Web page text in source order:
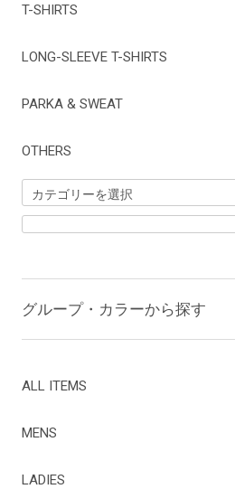
T-SHIRTS
LONG-SLEEVE T-SHIRTS
PARKA & SWEAT
OTHERS
グループ・カラーから探す
ALL ITEMS
MENS
LADIES